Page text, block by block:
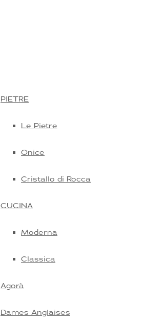
PIETRE
Le Pietre
Onice
Cristallo di Rocca
CUCINA
Moderna
Classica
Agorà
Dames Anglaises